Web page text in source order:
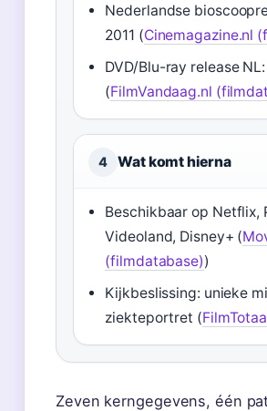
Nederlandse
2011 (Cinemagazine.nl
DVD/Blu-ray release
(FilmVandaag.nl
4 Wat komt hierna
Beschikbaar op Netflix,
Videoland, Disney+ (
(filmdatabase))
Kijkbeslissing: unieke
ziekteportret (
Zeven kerngegevens, één